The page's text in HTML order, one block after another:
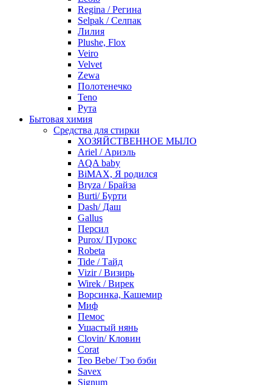
Regina / Регина
Selpak / Селпак
Лилия
Plushe, Flox
Veiro
Velvet
Zewa
Полотенечко
Teno
Рута
Бытовая химия
Средства для стирки
ХОЗЯЙСТВЕННОЕ МЫЛО
Ariel / Ариэль
AQA baby
BiMAX, Я родился
Bryza / Брайза
Burti/ Бурти
Dash/ Даш
Gallus
Персил
Purox/ Пурокс
Robeta
Tide / Тайд
Vizir / Визирь
Wirek / Вирек
Ворсинка, Кашемир
Миф
Пемос
Ушастый нянь
Clovin/ Кловин
Corat
Teo Bebe/ Тэо бэби
Savex
Signum